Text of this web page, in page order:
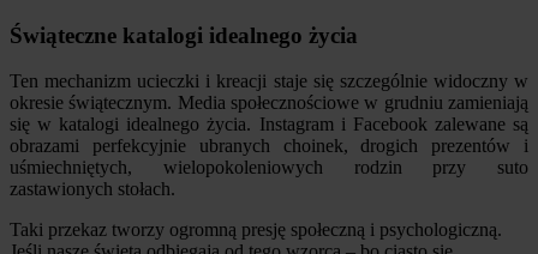
Świąteczne katalogi idealnego życia
Ten mechanizm ucieczki i kreacji staje się szczególnie widoczny w
okresie świątecznym. Media społecznościowe w grudniu zamieniają
się w katalogi idealnego życia. Instagram i Facebook zalewane są
obrazami perfekcyjnie ubranych choinek, drogich prezentów i
uśmiechniętych, wielopokoleniowych rodzin przy suto
zastawionych stołach.
Taki przekaz tworzy ogromną presję społeczną i psychologiczną.